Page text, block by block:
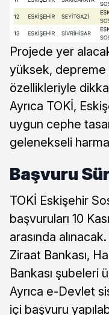
Projede yer
yüksek, depreme
özellikleriyle
Ayrıca TOKİ,
uygun cephe
gelenekseli
Başvuru
TOKİ Eskişehir
başvuruları 10
arasında
Ziraat Bankası,
Bankası şubeleri
Ayrıca e-Devlet
içi başvuru